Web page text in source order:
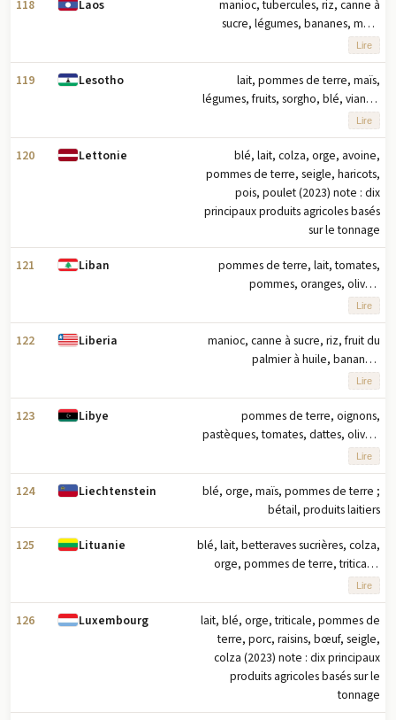
principaux produits agricoles selon le
tonnage
118 Laos
manioc, tubercules, riz, canne à
sucre, légumes, bananes, maïs,
caoutchouc, café, pastèques (2023)
note : dix principaux produits
agricoles selon le tonnage
Lire
119 Lesotho
lait, pommes de terre, maïs,
légumes, fruits, sorgho, blé, viande
de gibier, haricots, laine (2023) note :
dix principaux produits agricoles
basés sur le tonnage
Lire
120 Lettonie
blé, lait, colza, orge, avoine,
pommes de terre, seigle, haricots,
pois, poulet (2023) note : dix
principaux produits agricoles basés
sur le tonnage
121 Liban
pommes de terre, lait, tomates,
pommes, oranges, olives,
concombres/cornichons, poulet,
citrons/citrons verts, blé (2023)
remarque : dix principaux produits
agricoles basés sur le tonnage
Lire
122 Liberia
manioc, canne à sucre, riz, fruit du
palmier à huile, bananes,
caoutchouc, légumes, bananes
plantains, taro, maïs (2023) note : les
dix principaux produits agricoles
basés sur le tonnage
Lire
123 Libye
pommes de terre, oignons,
pastèques, tomates, dattes, olives,
lait, poulet, blé, légumes (2023) note
: dix principaux produits agricoles
basés sur le tonnage
Lire
124 Liechtenstein
blé, orge, maïs, pommes de terre ;
bétail, produits laitiers
125 Lituanie
blé, lait, betteraves sucrières, colza,
orge, pommes de terre, triticale,
avoine, haricots, pois (2023) note :
dix principaux produits agricoles
basés sur le tonnage
Lire
126 Luxembourg
lait, blé, orge, triticale, pommes de
terre, porc, raisins, bœuf, seigle,
colza (2023) note : dix principaux
produits agricoles basés sur le
tonnage